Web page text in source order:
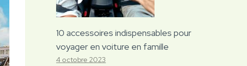
10 accessoires indispensables pour
voyager en voiture en famille
4 octobre 2023